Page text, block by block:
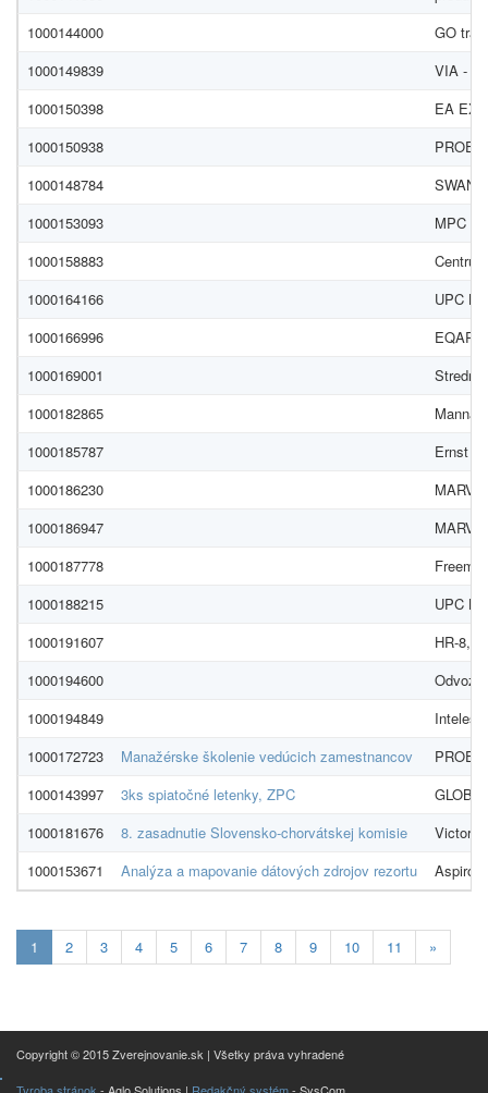
1000144000
GO
1000149839
VIA -
1000150398
EA
1000150938
1000148784
SWAN,
1000153093
MPC
1000158883
1000164166
UPC
1000166996
EQAR
1000169001
1000182865
1000185787
Ernst &
1000186230
1000186947
1000187778
1000188215
UPC
1000191607
HR-8,
1000194600
Odvoz
1000194849
Inteles
1000172723
Manažérske školenie vedúcich zamestnancov
1000143997
3ks spiatočné letenky, ZPC
1000181676
8. zasadnutie Slovensko-chorvátskej komisie
Victoria
1000153671
Analýza a mapovanie dátových zdrojov rezortu Aspiro,
1 Aktualna-
stranka
2 3 4 5 6 7 8 9 10 11 »
Copyright © 2015 Zverejnovanie.sk | Všetky práva vyhradené